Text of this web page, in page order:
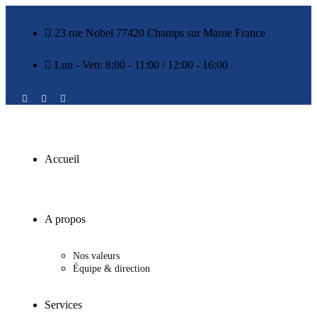
23 rue Nobel 77420 Champs sur Marne France
Lun - Ven: 8:00 - 11:00 / 12:00 - 16:00
Accueil
A propos
Nos valeurs
Équipe & direction
Services